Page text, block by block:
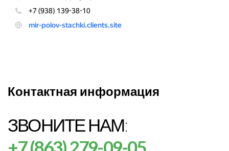
Контактная информация
ЗВОНИТЕ НАМ: